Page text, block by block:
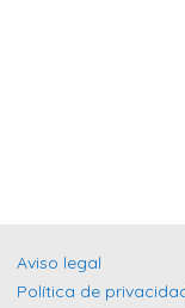
Aviso legal
Política de